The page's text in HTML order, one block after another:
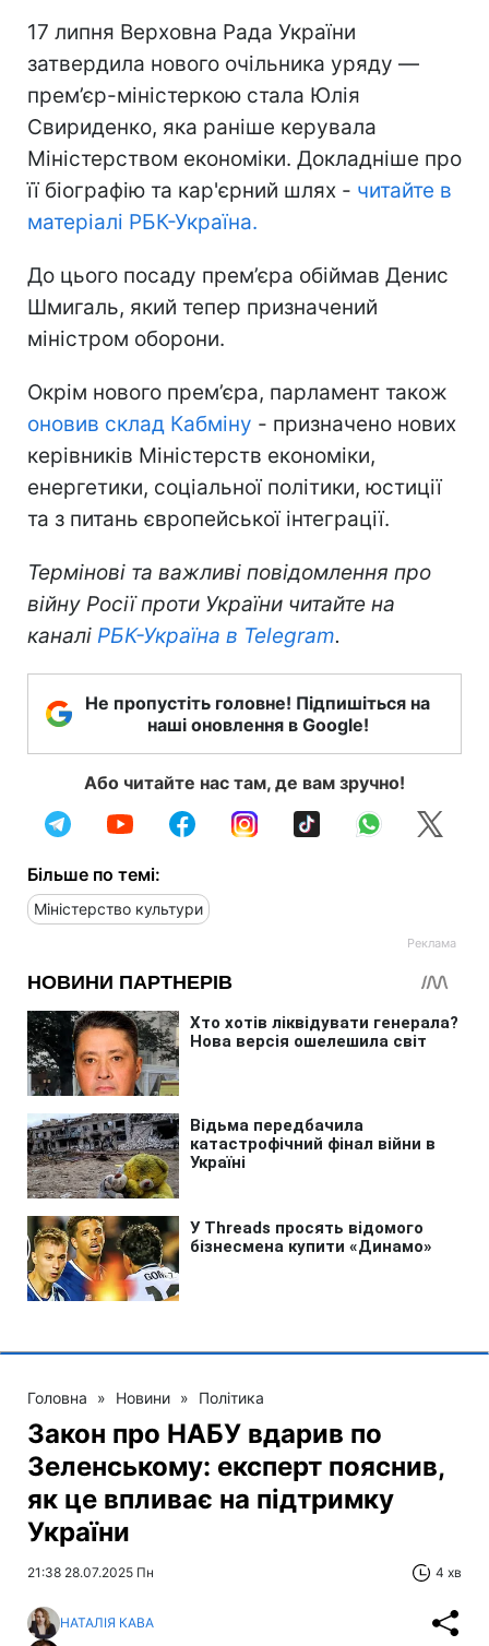
17 липня Верховна Рада України
затвердила нового очільника уряду —
прем’єр-міністеркою стала Юлія
Свириденко, яка раніше керувала
Міністерством економіки. Докладніше про
її біографію та кар'єрний шлях - читайте в
матеріалі РБК-Україна.
До цього посаду прем’єра обіймав Денис
Шмигаль, який тепер призначений
міністром оборони.
Окрім нового прем’єра, парламент також
оновив склад Кабміну - призначено нових
керівників Міністерств економіки,
енергетики, соціальної політики, юстиції
та з питань європейської інтеграції.
Термінові та важливі повідомлення про
війну Росії проти України читайте на
каналі РБК-Україна в Telegram.
Не пропустіть головне! Підпишіться на
наші оновлення в Google!
Або читайте нас там, де вам зручно!
Більше по темі:
Міністерство культури
Головна » Новини » Політика
Закон про НАБУ вдарив по
Зеленському: експерт пояснив,
як це впливає на підтримку
України
21:38 28.07.2025 Пн 4 хв
НАТАЛІЯ КАВА